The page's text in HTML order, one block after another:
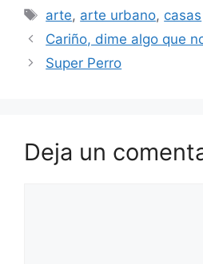
Etiquetas
arte, arte urbano, casas
Cariño, dime algo que
Super Perro
Deja un